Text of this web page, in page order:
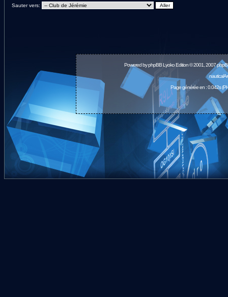
Sauter vers:
Powered byphpBBLyoko Edition © 2001, 2007
Page générée en : 0.042s